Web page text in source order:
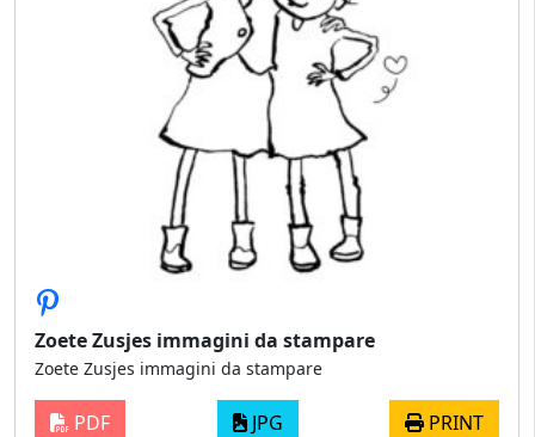
Zoete Zusjes immagini da stampare
Zoete Zusjes immagini da stampare
PDF JPG PRINT